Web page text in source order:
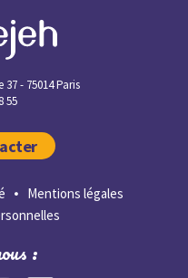
- 75014 Paris
55
Mentions légales
: